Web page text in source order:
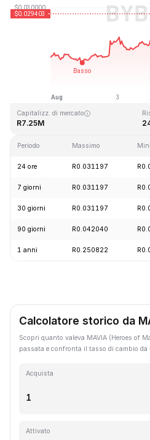
Ultimo aggiornamento: 2026-08-07, 19:08
Capitalizz. di mercato
R7.25M
Periodo Massimo
24 ore R0.031197
7 giorni R0.031197
30 giorni R0.031197
90 giorni R0.042040
1 anni R0.250822
Calcolatore storico da
Scopri quanto valeva MAVIA (Heroes of
passata e confronta il tasso di cambio da
Acquista
Attivato